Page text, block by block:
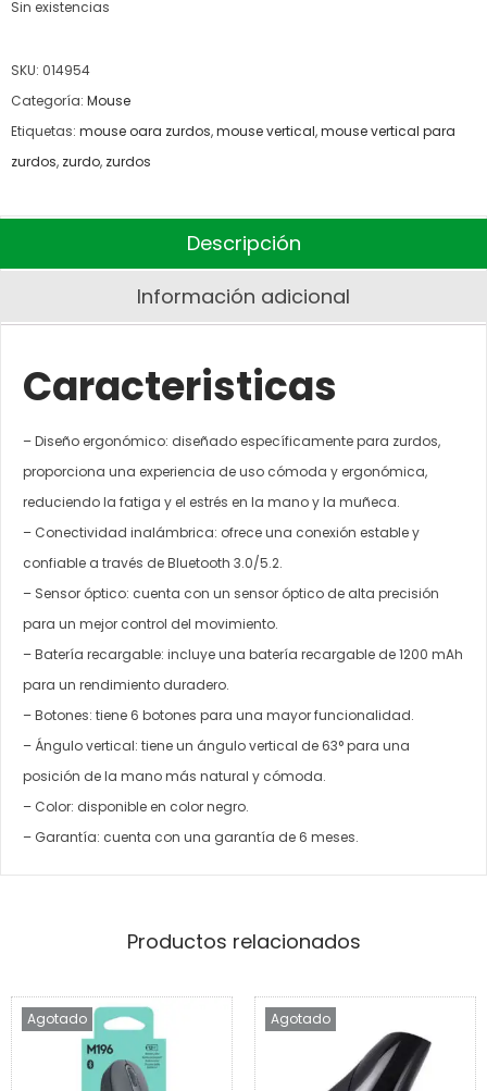
Sin existencias
SKU: 014954
Categoría: Mouse
Etiquetas: mouse oara zurdos,mouse vertical,mouse vertical para
zurdos, zurdo, zurdos
Descripción
Información adicional
Caracteristicas
– Diseño ergonómico: diseñado específicamente para zurdos,
proporciona una experiencia de uso cómoda y ergonómica,
reduciendo la fatiga y el estrés en la mano y la muñeca.
– Conectividad inalámbrica: ofrece una conexión estable y
confiable a través de Bluetooth 3.0/5.2.
– Sensor óptico: cuenta con un sensor óptico de alta precisión
para un mejor control del movimiento.
– Batería recargable: incluye una batería recargable de 1200 mAh
para un rendimiento duradero.
– Botones: tiene 6 botones para una mayor funcionalidad.
– Ángulo vertical: tiene un ángulo vertical de 63° para una
posición de la mano más natural y cómoda.
– Color: disponible en color negro.
– Garantía: cuenta con una garantía de 6 meses.
Productos relacionados
Agotado Agotado